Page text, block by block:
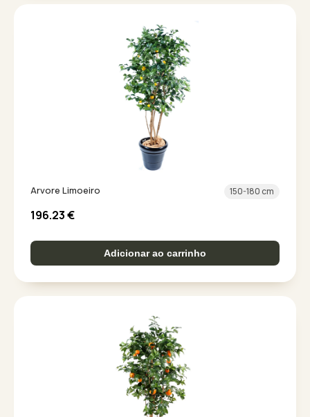
Arvore Limoeiro 150-180 cm
196.23€
Adicionar ao carrinho